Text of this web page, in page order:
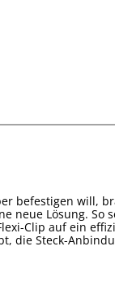
befestigen will,
neue Lösung. So
Clip auf ein
die Steck-